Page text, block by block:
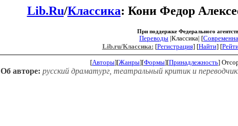
Lib.Ru/Классика: Кони Федор
При поддержке Федерального
Переводы |Классика| [
Lib.ru/Классика: [Регистрация] [Найти] [
[Авторы][Жанры][Формы][Принадлежность]
Об авторе: русский драматург, театральный критик и